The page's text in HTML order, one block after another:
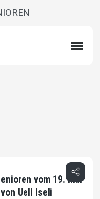
vom 19. Mai
Ueli Iseli